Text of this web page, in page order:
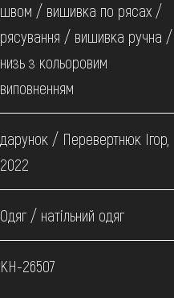
швом / вишивка по рясах /
рясування / вишивка ручна /
низь з кольоровим
виповненням
дарунок / Перевертнюк Ігор,
2022
Одяг / натільний одяг
КН-26507